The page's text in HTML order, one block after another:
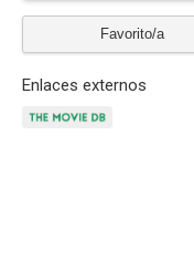
Favorito/a
Enlaces externos